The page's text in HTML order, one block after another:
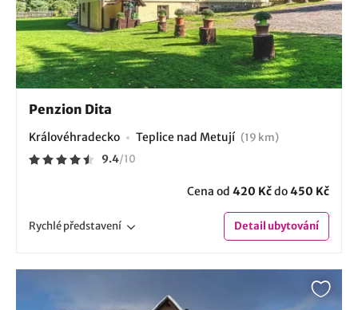
Penzion Dita
Královéhradecko Teplice nad Metují (19 km)
9.4/10
Cena od 420 Kčdo450 Kč
Rychlépředstavení Detailubytování